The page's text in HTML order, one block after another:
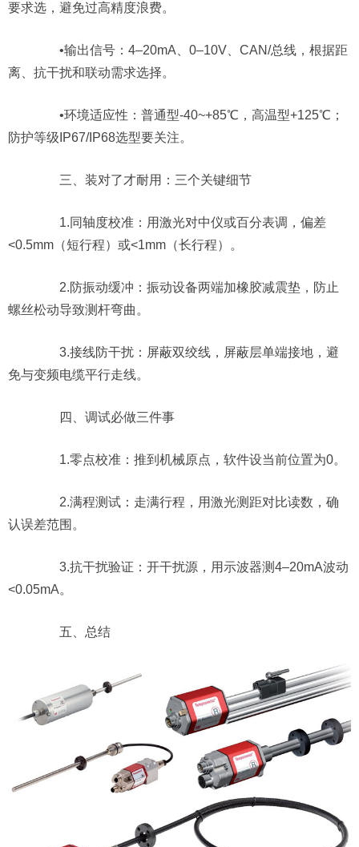
要求选，避免过高精度浪费。
•输出信号：4–20mA、0–10V、CAN/总线，根据距
离、抗干扰和联动需求选择。
•环境适应性：普通型-40~+85℃，高温型+125℃；
防护等级IP67/IP68选型要关注。
三、装对了才耐用：三个关键细节
1.同轴度校准：用激光对中仪或百分表调，偏差
<0.5mm（短行程）或<1mm（长行程）。
2.防振动缓冲：振动设备两端加橡胶减震垫，防止
螺丝松动导致测杆弯曲。
3.接线防干扰：屏蔽双绞线，屏蔽层单端接地，避
免与变频电缆平行走线。
四、调试必做三件事
1.零点校准：推到机械原点，软件设当前位置为0。
2.满程测试：走满行程，用激光测距对比读数，确
认误差范围。
3.抗干扰验证：开干扰源，用示波器测4–20mA波动
<0.05mA。
五、总结